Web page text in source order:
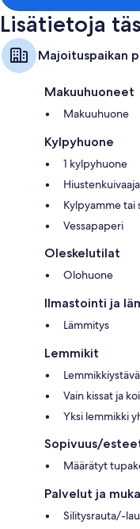
Lisätietoja
Majoituspaikan
Makuuhuoneet
Makuuhuone
Kylpyhuone
1 kylpyhuone
Hiustenkuivaaja
Kylpyamme tai
Vessapaperi
Oleskelutilat
Olohuone
Ilmastointi ja
Lämmitys
Lemmikit
Vain kissat ja
Yksi lemmikki
Sopivuus/
Määrätyt
Palvelut ja
Silitysrauta/-